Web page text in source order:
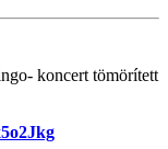
koncert tömörített